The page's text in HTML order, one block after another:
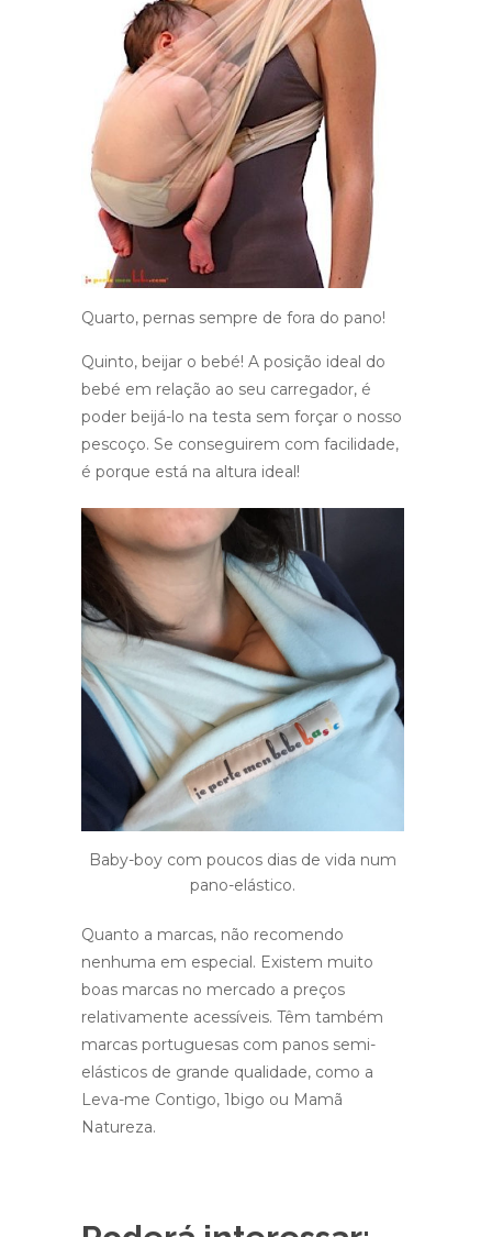
Quarto, pernas sempre de fora do pano!
Quinto, beijar o bebé! A posição ideal do
bebé em relação ao seu carregador, é
poder beijá-lo na testa sem forçar o nosso
pescoço. Se conseguirem com facilidade,
é porque está na altura ideal!
Baby-boy com poucos dias de vida num
pano-elástico.
Quanto a marcas, não recomendo
nenhuma em especial. Existem muito
boas marcas no mercado a preços
relativamente acessíveis. Têm também
marcas portuguesas com panos semi-
elásticos de grande qualidade, como a
Leva-me Contigo, 1bigo ou Mamã
Natureza.